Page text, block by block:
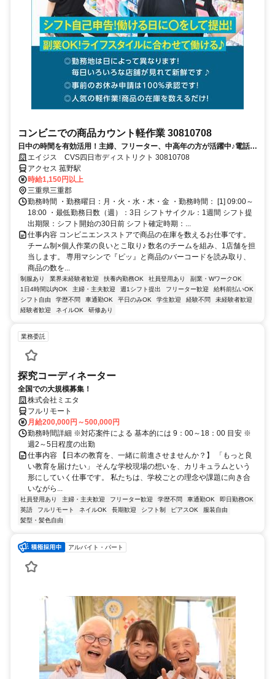
コンビニでの商品カウント軽作業 30810708
日中の時間を有効活用！主婦、フリーター、中高年の方が活躍中♪電話面
接で合否決定！応募時は履歴書不要！
エイジス CVS四日市ディストリクト 30810708
アクセス 菰野駅
時給1,150円以上
三重県三重郡
勤務時間 ・勤務曜日：月・火・水・木・金 ・勤務時間： [1] 09:00～
18:00 ・最低勤務日数（週）：3日 シフトサイクル：1週間 シフト提
出期限：シフト開始の30日前 シフト確定時期：...
仕事内容 コンビニエンスストアで商品の在庫を数えるお仕事です。
チーム制×個人作業の良いとこ取り♪ 数名のチームを組み、1店舗を担
当します。 専用マシンで『ピッ』と商品のバーコードを読み取り、
商品の数を...
制服あり 業界未経験者歓迎 扶養内勤務OK 社員登用あり
副業・WワークOK
1日4時間以内OK
主婦・主夫歓迎 週1シフト提出 フリーター歓迎
給料前払いOK
シフト自由
学歴不問 車通勤OK 平日のみOK 学生歓迎 経験不問
未経験者歓迎
経験者歓迎
ネイルOK 研修あり
業務委託
探究コーディネーター
全国での大規模募集！
株式会社ミエタ
フルリモート
月給200,000円～500,000円
勤務時間詳細 ※対応案件による 基本的には 9：00～18：00 目安 ※
週2～5日程度の出勤
仕事内容 【日本の教育を、一緒に前進させませんか？】 「もっと良
い教育を届けたい」 そんな学校現場の想いを、カリキュラムという
形にしていく仕事です。 私たちは、学校ごとの理念や課題に向き合
いながら...
社員登用あり 主婦・主夫歓迎 フリーター歓迎 学歴不問 車通勤OK
即日勤務OK
英語
フルリモート ネイルOK 長期歓迎 シフト制 ピアスOK
服装自由
髪型・髪色自由
アルバイト・パート